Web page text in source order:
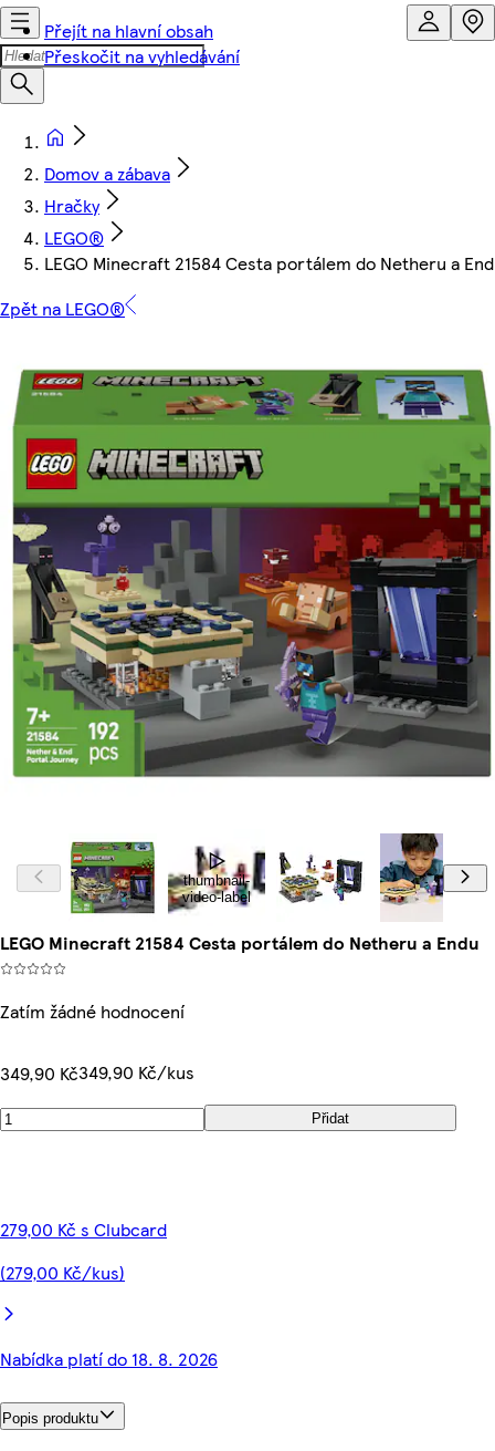
Přejít na hlavní obsah
Přeskočit na vyhledávání
Domov a zábava
Hračky
LEGO®
LEGO Minecraft 21584 Cesta portálem do Netheru a
Zpět na LEGO®
thumbnail-
video-label
LEGO Minecraft 21584 Cesta portálem do Netheru a Endu
Zatím žádné hodnocení
349,90 Kč349,90 Kč/kus
Přidat
279,00 Kč s Clubcard
(279,00 Kč/kus)
Nabídka platí do 18. 8. 2026
Popis produktu